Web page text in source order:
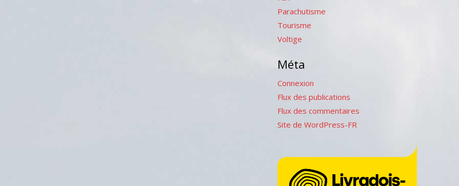
Parachutisme
Tourisme
Voltige
Méta
Connexion
Flux des publications
Flux des commentaires
Site de WordPress-FR